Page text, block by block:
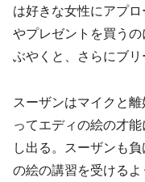
は好きな女性にアプ
やプレゼントを買う
ぶやくと、さらにブリ
スーザンはマイクと
ってエディの絵の才
し出る。スーザンも
の絵の講習を受ける